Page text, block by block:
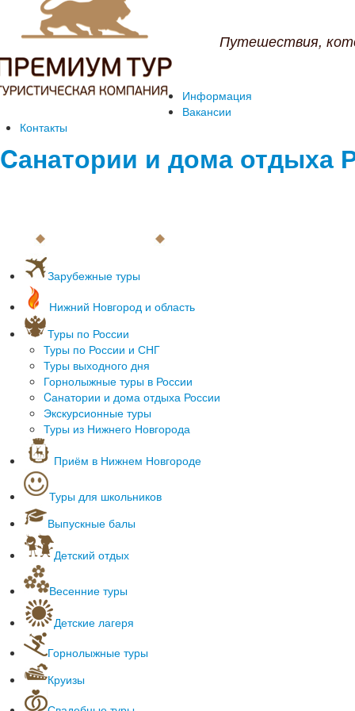
Путешествия,
Информация
Вакансии
Контакты
Cанатории и дома отдыха
Зарубежные туры
С вылетом из Москвы
Раннее бронирование 2018
Пляжный отдых
Лечение зарубежом
Обучение зарубежом
Экскурсионные туры по Европе
Спортивные туры
Отдых родителей с детьми
Нижний Новгород и область
Туры по России
Туры по России и СНГ
Туры выходного дня
Горнолыжные туры в России
Cанатории и дома отдыха России
Экскурсионные туры
Туры из Нижнего Новгорода
Приём в Нижнем Новгороде
Туры для школьников
Мастер-классы
Экскурсии на предприятия
Интерактивные программы
Познавательные программы
Квесты для детей
Экскурсии по Нижегородской области
Экскурсии по России
Зарубежные туры для школьников
Однодневные экскурсии
Для начальной школы
Для старшеклассников
Выпускные балы
Детский отдых
Новогодний детский отдых
Квесты для детей
Весенние туры
Масленичные гулянья
Детские лагеря
Лагеря Нижегородской области
Лагеря Чувашии
Лагеря Московской области
Лагеря Кировской области
Лагеря Анапы
Горнолыжные туры
Горнолыжные курорты за рубежом
Горнолыжные туры в России
Горнолыжные туры автобусом
Круизы
Морские круизы